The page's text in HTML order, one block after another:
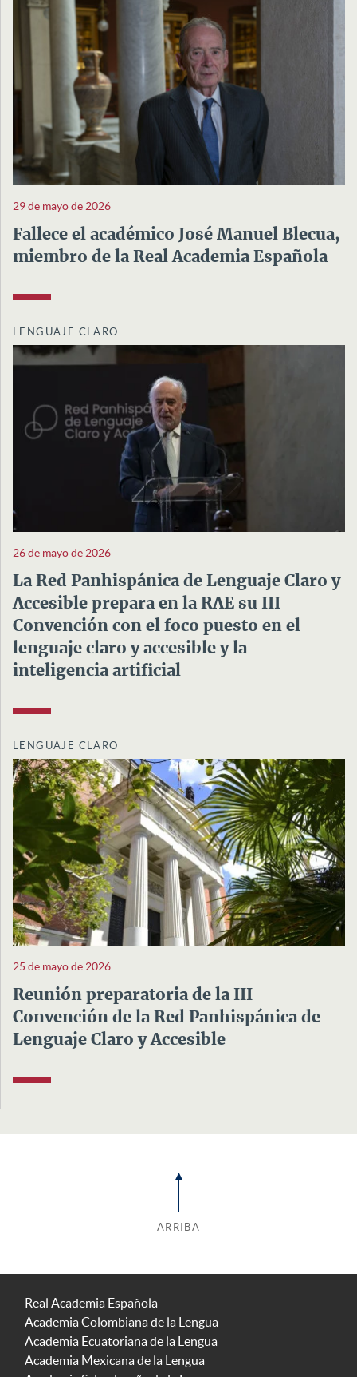
29 de mayo de 2026
Fallece el académico José Manuel Blecua,
miembro de la Real Academia Española
LENGUAJE CLARO
26 de mayo de 2026
La Red Panhispánica de Lenguaje Claro y
Accesible prepara en la RAE su III
Convención con el foco puesto en el
lenguaje claro y accesible y la
inteligencia artificial
LENGUAJE CLARO
25 de mayo de 2026
Reunión preparatoria de la III
Convención de la Red Panhispánica de
Lenguaje Claro y Accesible
ARRIBA
Real Academia Española
Academia Colombiana de la Lengua
Academia Ecuatoriana de la Lengua
Academia Mexicana de la Lengua